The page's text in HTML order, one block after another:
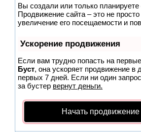
Вы создали или только планируете
Продвижение сайта – это не
увеличение его посещаемости и
Ускорение продвижения
Если вам трудно попасть на
Буст, она ускоряет продвижение в
первых 7 дней. Если ни один
за бустер вернут деньги.
Начать продвижение